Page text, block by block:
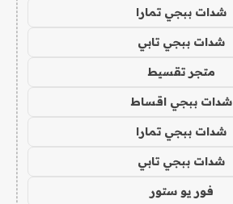
شدات ببجي تمارا
شدات ببجي تابي
متجر تقسيط
شدات ببجي اقساط
شدات ببجي تمارا
شدات ببجي تابي
فور يو ستور